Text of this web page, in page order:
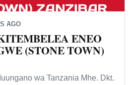
AGO
ENEO
(STONE TOWN)
wa Tanzania Mhe. Dkt.